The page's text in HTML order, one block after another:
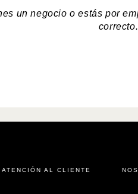
un negocio o estás por
correcto.
ATENCIÓN AL CLIENTE